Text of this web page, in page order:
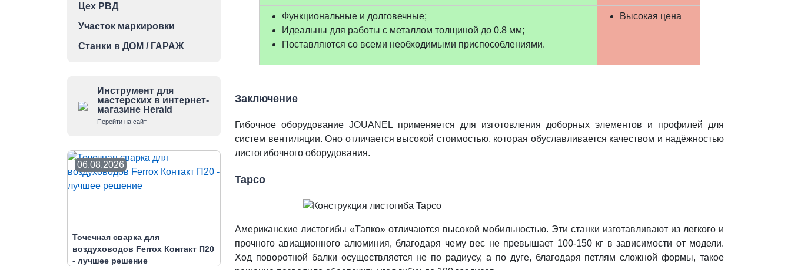
Цех РВД
Участок маркировки
Станки в ДОМ / ГАРАЖ
Инструмент для
мастерских в интернет-
магазине Herald
Перейти на сайт
06.08.2026
Точечная сварка для
воздуховодов Ferrox Контакт П20
- лучшее решение
Функциональные и долговечные;
Идеальны для работы с металлом толщиной до 0.8 мм;
Поставляются со всеми необходимыми приспособлениями.
Высокая цена
Заключение
Гибочное оборудование JOUANEL применяется для изготовления доборных элементов и профилей для
систем вентиляции. Оно отличается высокой стоимостью, которая обуславливается качеством и надёжностью
листогибочного оборудования.
Tapco
Американские листогибы «Тапко» отличаются высокой мобильностью. Эти станки изготавливают из легкого и
прочного авиационного алюминия, благодаря чему вес не превышает 100-150 кг в зависимости от модели.
Ход поворотной балки осуществляется не по радиусу, а по дуге, благодаря петлям сложной формы, такое